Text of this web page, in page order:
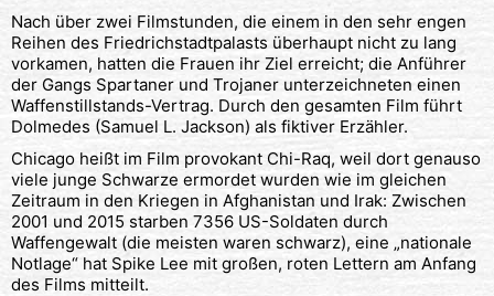
Nach über zwei Filmstunden, die einem in den sehr engen
Reihen des Friedrichstadtpalasts überhaupt nicht zu lang
vorkamen, hatten die Frauen ihr Ziel erreicht; die Anführer
der Gangs Spartaner und Trojaner unterzeichneten einen
Waffenstillstands-Vertrag. Durch den gesamten Film führt
Dolmedes (Samuel L. Jackson) als fiktiver Erzähler.
Chicago heißt im Film provokant Chi-Raq, weil dort genauso
viele junge Schwarze ermordet wurden wie im gleichen
Zeitraum in den Kriegen in Afghanistan und Irak: Zwischen
2001 und 2015 starben 7356 US-Soldaten durch
Waffengewalt (die meisten waren schwarz), eine „nationale
Notlage“ hat Spike Lee mit großen, roten Lettern am Anfang
des Films mitteilt.